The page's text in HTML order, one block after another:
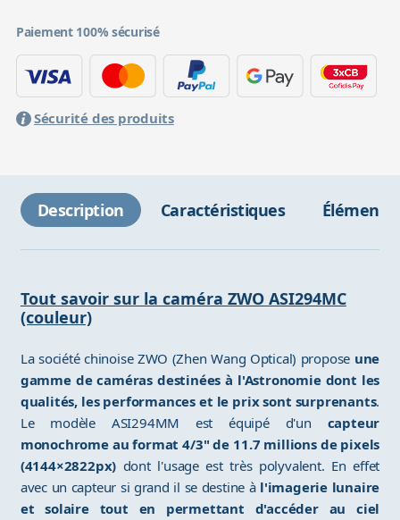
Paiement 100% sécurisé
Sécurité des produits
Description Caractéristiques Éléments
Tout savoir sur la caméra ZWO ASI294MC
(couleur)
La société chinoise ZWO (Zhen Wang Optical) propose une
gamme de caméras destinées à l'Astronomie dont les
qualités, les performances et le prix sont surprenants.
Le modèle ASI294MM est équipé d'un capteur
monochrome au format 4/3" de 11.7 millions de pixels
(4144×2822px) dont l'usage est très polyvalent. En effet
avec un capteur si grand il se destine à l'imagerie lunaire
et solaire tout en permettant d'accéder au ciel